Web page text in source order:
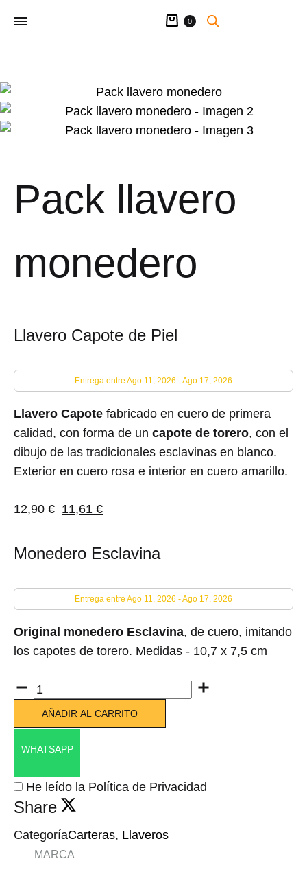
Carrito
0
Pack llavero
monedero
Llavero Capote de Piel
Entrega entre Ago 11, 2026 - Ago 17, 2026
Llavero Capote fabricado en cuero de primera
calidad, con forma de un capote de torero, con el
dibujo de las tradicionales esclavinas en blanco.
Exterior en cuero rosa e interior en cuero amarillo.
12,90€ 11,61 €
Monedero Esclavina
Entrega entre Ago 11, 2026 - Ago 17, 2026
Original monedero Esclavina, de cuero, imitando
los capotes de torero. Medidas - 10,7 x 7,5 cm
Cantidad
AÑADIR AL CARRITO
WHATSAPP
He leído la Política de Privacidad
Share
CategoríaCarteras, Llaveros
MARCA